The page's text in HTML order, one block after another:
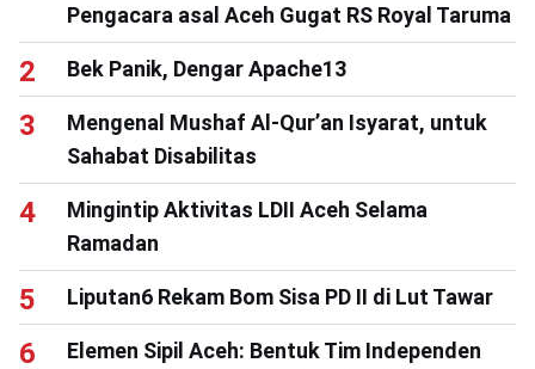
Pengacara asal Aceh Gugat RS Royal Taruma
Bek Panik, Dengar Apache13
Mengenal Mushaf Al-Qur’an Isyarat, untuk
Sahabat Disabilitas
Mingintip Aktivitas LDII Aceh Selama
Ramadan
Liputan6 Rekam Bom Sisa PD II di Lut Tawar
Elemen Sipil Aceh: Bentuk Tim Independen